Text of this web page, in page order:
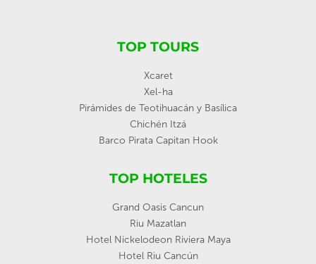
TOP TOURS
Xcaret
Xel-ha
Pirámides de Teotihuacán y Basílica
Chichén Itzá
Barco Pirata Capitan Hook
TOP HOTELES
Grand Oasis Cancun
Riu Mazatlan
Hotel Nickelodeon Riviera Maya
Hotel Riu Cancún